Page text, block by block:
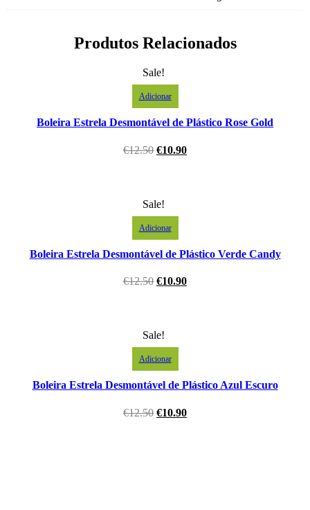
Produtos Relacionados
Sale!
Adicionar
Boleira Estrela Desmontável de Plástico Rose Gold
€12.50 €10.90
Sale!
Adicionar
Boleira Estrela Desmontável de Plástico Verde Candy
€12.50 €10.90
Sale!
Adicionar
Boleira Estrela Desmontável de Plástico Azul Escuro
€12.50 €10.90